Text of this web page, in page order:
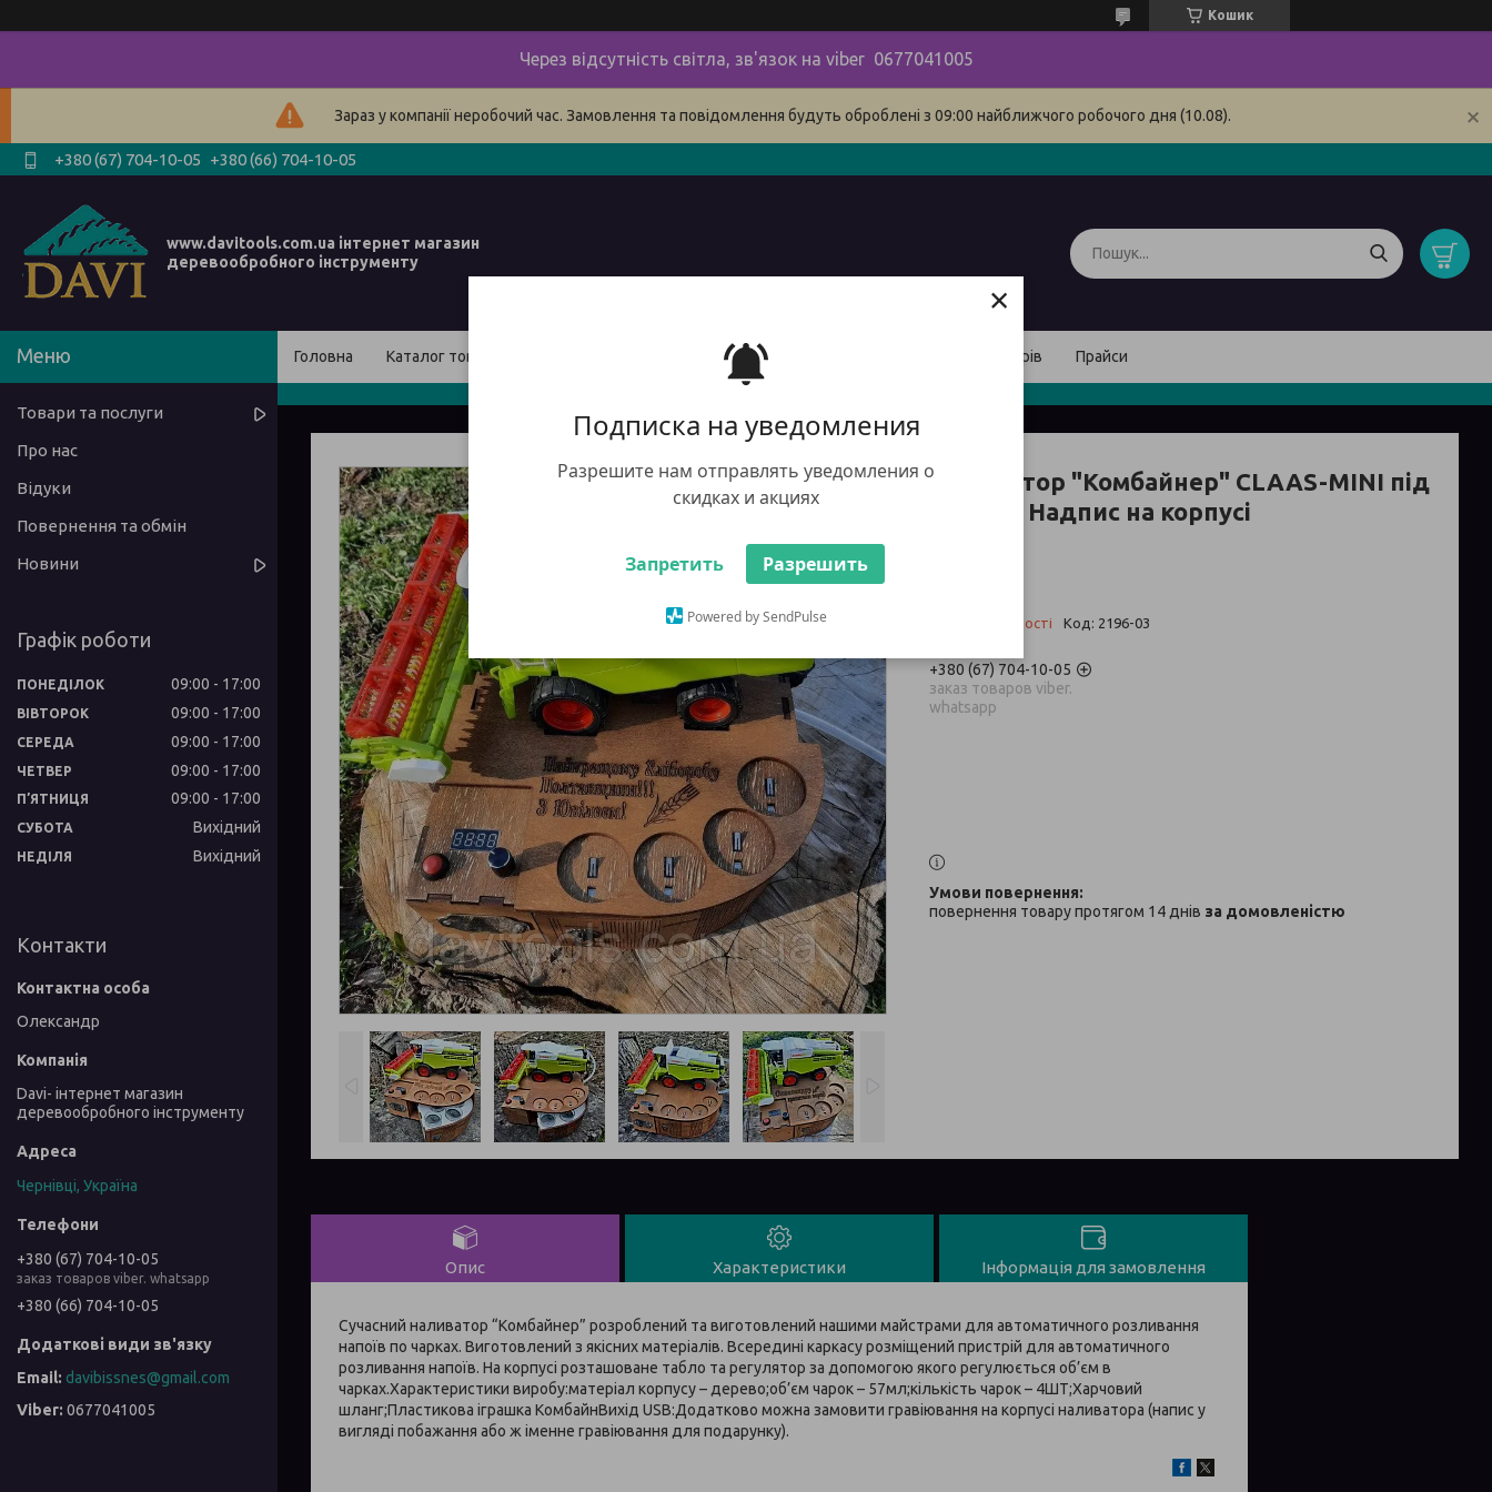
Подписка на уведомления
Разрешите нам отправлять уведомления о
скидках и акциях
Запретить Разрешить
Powered by SendPulse
×
Кошик
Через відсутність світла, зв'язок на viber 0677041005
Зараз у компанії неробочий час. Замовлення та повідомлення будуть оброблені з 09:00 найближчого робочого дня (10.08).
+380 (67) 704-10-05 +380 (66) 704-10-05
www.davitools.com.ua інтернет магазин
деревообробного інструменту
Головна Каталог товарів наші контакти Доставка і оплата товарів Прайси
Наливатор "Комбайнер" CLAAS-MINI під
4 чарки Надпис на корпусі
Немає в наявності Код: 2196-03
+380 (67) 704-10-05
заказ товаров viber.
whatsapp
повернення товару протягом 14 днів за домовленістю
Опис Характеристики Інформація для замовлення
Сучасний наливатор “Комбайнер” розроблений та виготовлений нашими майстрами для автоматичного розливання
напоїв по чарках. Виготовлений з якісних матеріалів. Всередині каркасу розміщений пристрій для автоматичного
розливання напоїв. На корпусі розташоване табло та регулятор за допомогою якого регулюється об’єм в
чарках.Характеристики виробу:матеріал корпусу – дерево;об’єм чарок – 57мл;кількість чарок – 4ШТ;Харчовий
шланг;Пластикова іграшка КомбайнВихід USB:Додатково можна замовити гравіювання на корпусі наливатора (напис у
вигляді побажання або ж іменне гравіювання для подарунку).
Товари та послуги
Про нас
Відуки
Повернення та обмін
Новини
Графік роботи
ПОНЕДІЛОК 09:00 17:00
ВІВТОРОК 09:00 17:00
СЕРЕДА 09:00 17:00
ЧЕТВЕР 09:00 17:00
ПʼЯТНИЦЯ 09:00 17:00
СУБОТА Вихідний
НЕДІЛЯ Вихідний
Контакти
Олександр
Davi- інтернет магазин
деревообробного інструменту
Чернівці, Україна
+380 (67) 704-10-05
заказ товаров viber. whatsapp
+380 (66) 704-10-05
davibissnes@gmail.com
0677041005